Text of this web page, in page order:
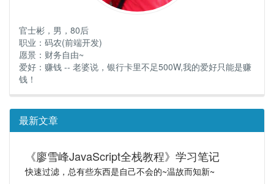
官士彬，男，80后
职业：码农(前端开发)
愿景：财务自由~
爱好：赚钱 -- 老婆说，银行卡里不足500W,我的爱好只能是赚
钱！
最新文章
《廖雪峰JavaScript全栈教程》学习笔记
快速过滤，总有些东西是自己不会的~温故而知新~